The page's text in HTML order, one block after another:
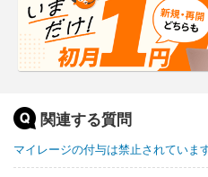
関連する質問
マイレージの付与は禁止されていま